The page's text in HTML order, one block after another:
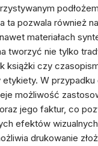
ta pozwala również
materiałach
tworzyć nie tylko
książki czy
W przypadku
możliwość
jego faktur, co
efektów
drukowanie